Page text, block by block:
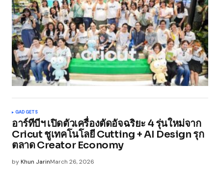
GADGETS
อาร์ทีบีฯ เปิดตัวเครื่องตัดอัจฉริยะ 4 รุ่นใหม่จาก
Cricut ชูเทคโนโลยี Cutting + AI Design รุก
ตลาด Creator Economy
byKhun JarinMarch 26, 2026